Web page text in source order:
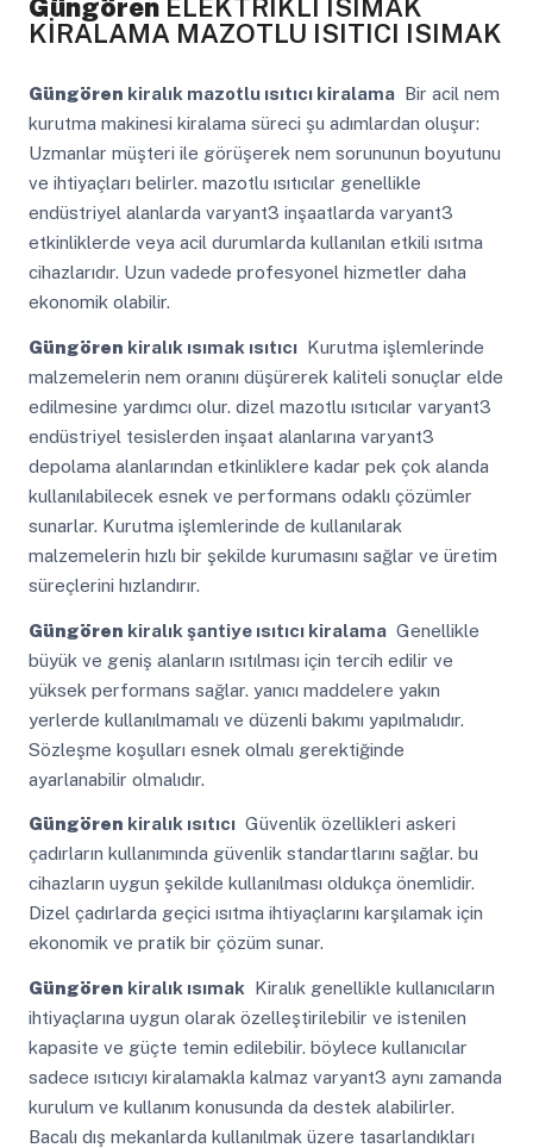
GüngörenELEKTRİKLİ ISIMAK
KİRALAMA MAZOTLU ISITICI ISIMAK
Güngören kiralık mazotlu ısıtıcı kiralamaBir acil nem
kurutma makinesi kiralama süreci şu adımlardan oluşur:
Uzmanlar müşteri ile görüşerek nem sorununun boyutunu
ve ihtiyaçları belirler. mazotlu ısıtıcılar genellikle
endüstriyel alanlarda varyant3 inşaatlarda varyant3
etkinliklerde veya acil durumlarda kullanılan etkili ısıtma
cihazlarıdır. Uzun vadede profesyonel hizmetler daha
ekonomik olabilir.
Güngören kiralık ısımak ısıtıcıKurutma işlemlerinde
malzemelerin nem oranını düşürerek kaliteli sonuçlar elde
edilmesine yardımcı olur. dizel mazotlu ısıtıcılar varyant3
endüstriyel tesislerden inşaat alanlarına varyant3
depolama alanlarından etkinliklere kadar pek çok alanda
kullanılabilecek esnek ve performans odaklı çözümler
sunarlar. Kurutma işlemlerinde de kullanılarak
malzemelerin hızlı bir şekilde kurumasını sağlar ve üretim
süreçlerini hızlandırır.
Güngören kiralık şantiye ısıtıcı kiralamaGenellikle
büyük ve geniş alanların ısıtılması için tercih edilir ve
yüksek performans sağlar. yanıcı maddelere yakın
yerlerde kullanılmamalı ve düzenli bakımı yapılmalıdır.
Sözleşme koşulları esnek olmalı gerektiğinde
ayarlanabilir olmalıdır.
Güngören kiralık ısıtıcıGüvenlik özellikleri askeri
çadırların kullanımında güvenlik standartlarını sağlar. bu
cihazların uygun şekilde kullanılması oldukça önemlidir.
Dizel çadırlarda geçici ısıtma ihtiyaçlarını karşılamak için
ekonomik ve pratik bir çözüm sunar.
Güngören kiralık ısımak Kiralık genellikle kullanıcıların
ihtiyaçlarına uygun olarak özelleştirilebilir ve istenilen
kapasite ve güçte temin edilebilir. böylece kullanıcılar
sadece ısıtıcıyı kiralamakla kalmaz varyant3 aynı zamanda
kurulum ve kullanım konusunda da destek alabilirler.
Bacalı dış mekanlarda kullanılmak üzere tasarlandıkları